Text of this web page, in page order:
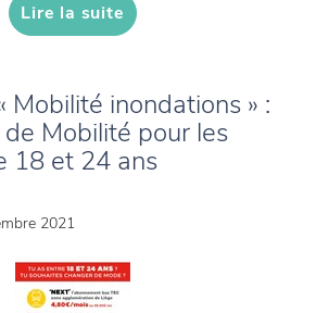
Lire la suite
Mobilité inondations » :
Mobilité pour les
18 et 24 ans
2021